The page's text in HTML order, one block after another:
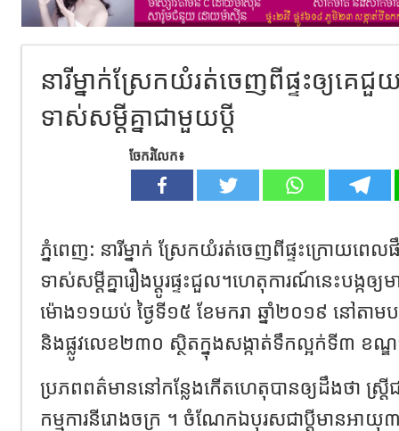
នារីម្នាក់ស្រែកយំរត់ចេញពីផ្ទះឲ្យគ
ទាស់​សម្តី​គ្នាជាមួយប្តី​
ចែករំលែក៖
ភ្នំពេញ:​ នារីម្នាក់ ស្រែកយំរត់ចេញពីផ្ទះ​ក្រោយព
ទាស់​សម្តី​គ្នា​​រឿងប្តូរផ្ទះជួល។ហេតុការណ៍នេះបង្ក​ឲ្យ
ម៉ោង​១១យប់​ ថ្ងៃទី​១៥​ ខែមករា​ ឆ្នាំ​២០១៩ ​នៅ​តា
និង​ផ្លូវ​លេខ២៣០​ ស្ថិតក្នុងសង្កាត់​ទឹកល្អក់​ទី​៣​ ខ
ប្រភពពត៌មាននៅកន្លែងកើតហេតុបានឲ្យដឹងថា ស្ត្រី​
កម្មការនីរោងចក្រ ។ ចំណែកឯបុរសជាប្តីមានអាយុ៣